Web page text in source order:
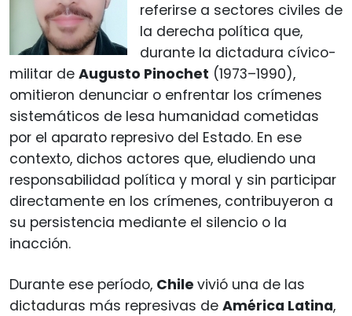
referirse a sectores civiles de
la derecha política que,
durante la dictadura cívico-
militar de Augusto Pinochet (1973–1990),
omitieron denunciar o enfrentar los crímenes
sistemáticos de lesa humanidad cometidas
por el aparato represivo del Estado. En ese
contexto, dichos actores que, eludiendo una
responsabilidad política y moral y sin participar
directamente en los crímenes, contribuyeron a
su persistencia mediante el silencio o la
inacción.
Durante ese período, Chile vivió una de las
dictaduras más represivas de América Latina,